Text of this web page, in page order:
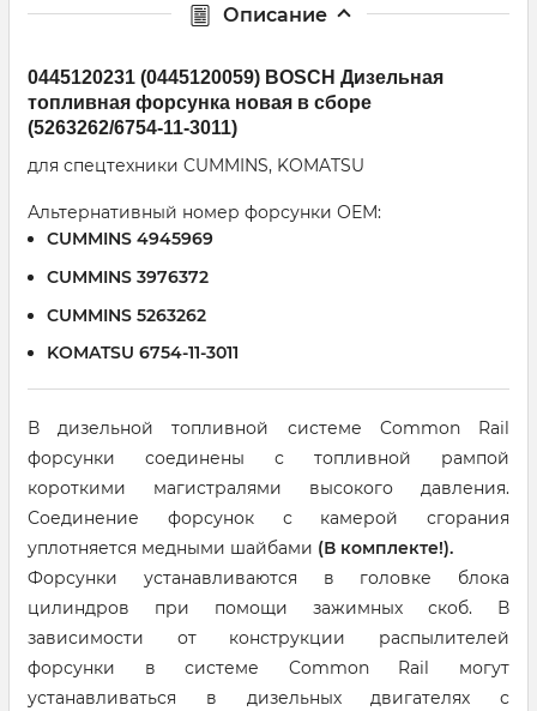
Описание
0445120231 (0445120059) BOSCH Дизельная
топливная форсунка новая в сборе
(5263262/6754-11-3011)
для спецтехники CUMMINS, KOMATSU
Альтернативный номер форсунки ОЕМ:
CUMMINS 4945969
CUMMINS 3976372
CUMMINS 5263262
KOMATSU 6754-11-3011
В дизельной топливной системе Common Rail
форсунки соединены с топливной рампой
короткими магистралями высокого давления.
Соединение форсунок с камерой сгорания
уплотняется медными шайбами (В комплекте!).
Форсунки устанавливаются в головке блока
цилиндров при помощи зажимных скоб. В
зависимости от конструкции распылителей
форсунки в системе Common Rail могут
устанавливаться в дизельных двигателях с